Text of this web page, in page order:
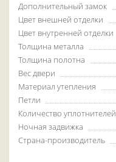
Дополнительный замок
Цвет внешней отделки
Цвет внутренней отделки
Толщина металла
Толщина полотна
Вес двери
Материал утепления
Петли
Количество уплотнителей
Ночная задвижка
Страна-производитель